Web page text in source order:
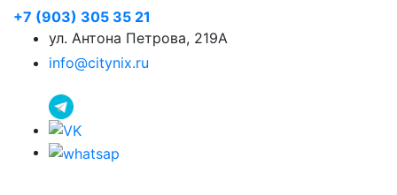
+7 (903) 305 35 21
ул. Антона Петрова, 219А
info@citynix.ru